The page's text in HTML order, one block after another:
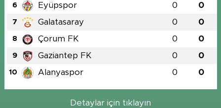
6 Eyüpspor 0 0
7 Galatasaray 0 0
8 Çorum FK 0 0
9 Gaziantep FK 0 0
10 Alanyaspor 0 0
Detaylar için tıklayın